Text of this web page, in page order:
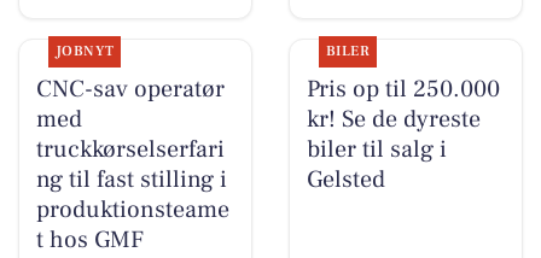
JOBNYT
CNC-sav operatør
med
truckkørselserfari
ng til fast stilling i
produktionsteame
t hos GMF
BILER
Pris op til 250.000
kr! Se de dyreste
biler til salg i
Gelsted